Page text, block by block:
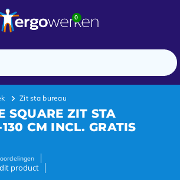
0
Zit sta bureau
SQUARE ZIT STA
CM INCL. GRATIS
product